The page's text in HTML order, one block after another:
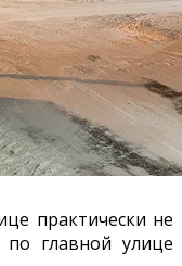
практически не
главной улице